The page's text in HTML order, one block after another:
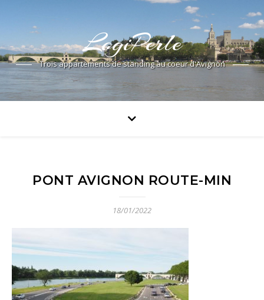
LogiPerle
Trois appartements de standing au coeur d'Avignon
PONT AVIGNON ROUTE-MIN
18/01/2022